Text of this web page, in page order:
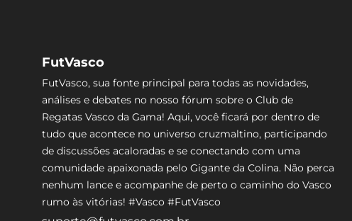
FutVasco
FutVasco, sua fonte principal para todas as novidades,
análises e debates no nosso fórum sobre o Club de
Regatas Vasco da Gama! Aqui, você ficará por dentro de
tudo que acontece no universo cruzmaltino, participando
de discussões acaloradas e se conectando com uma
comunidade apaixonada pelo Gigante da Colina. Não perca
nenhum lance e acompanhe de perto o caminho do Vasco
rumo às vitórias! #Vasco #FutVasco